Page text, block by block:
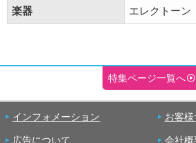
楽器 エレクトーン
特集ページ一覧へ
インフォメーション お客様
広告について 会社概